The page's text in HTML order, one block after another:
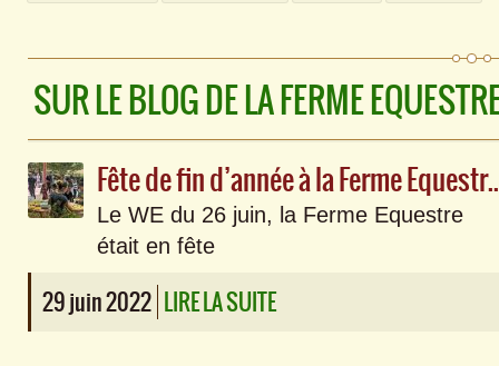
SUR LE BLOG DE LA FERME
Fête de fin
Le WE du 26 juin, la Ferme Equestre
était en fête
29 juin 2022 LIRE LA SUITE